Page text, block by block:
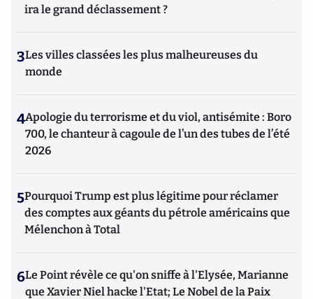
ira le grand déclassement ?
3Les villes classées les plus malheureuses du
monde
4Apologie du terrorisme et du viol, antisémite : Boro
700, le chanteur à cagoule de l’un des tubes de l’été
2026
5Pourquoi Trump est plus légitime pour réclamer
des comptes aux géants du pétrole américains que
Mélenchon à Total
6Le Point révèle ce qu'on sniffe à l'Elysée, Marianne
que Xavier Niel hacke l'Etat; Le Nobel de la Paix